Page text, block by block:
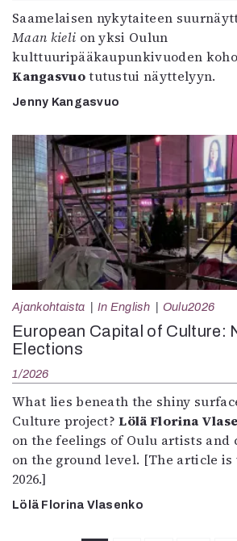
Saamelaisen nykytaiteen
Maan kieli on yksi Oulun
kulttuuripääkaupunkivuoden
Kangasvuotutustui näyttelyyn.
Jenny Kangasvuo
Ajankohtaista In English Oulu2026
European Capital of Culture:
Elections
1/2026
What lies beneath the shiny
Culture project?Lölä Florina
on the feelings of Oulu artists
on the ground level. [The article
2026.]
Lölä Florina Vlasenko